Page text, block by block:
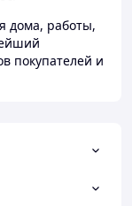
дома, работы,
покупателей и